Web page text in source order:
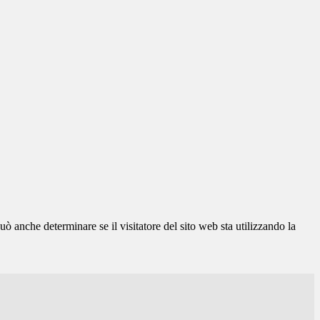
anche determinare se il visitatore del sito web sta utilizzando la